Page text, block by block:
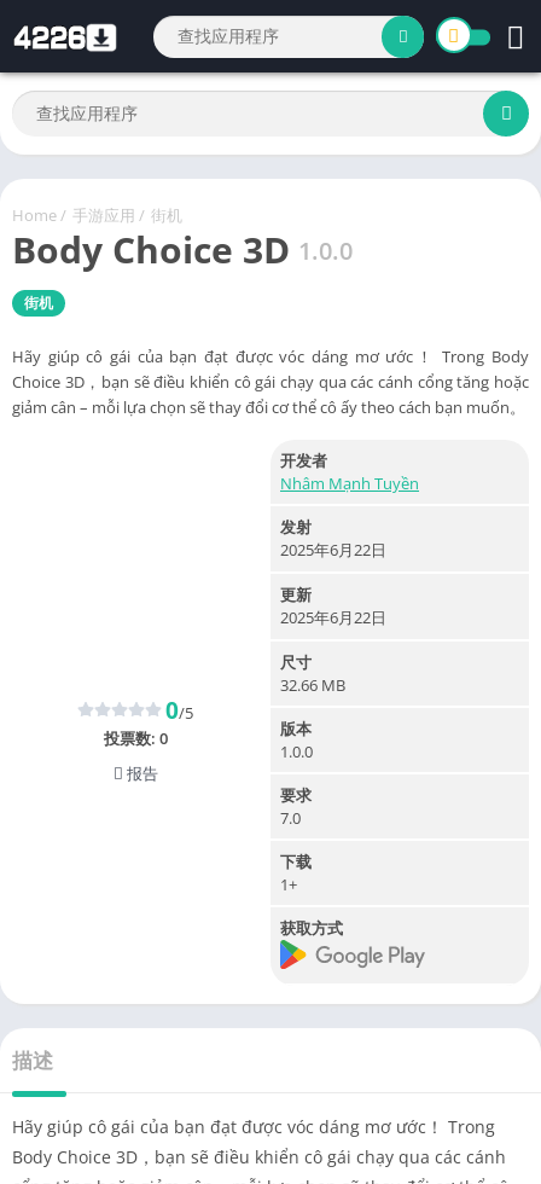
Home/ 手游应用 / 街机
Body Choice 3D 1.0.0
街机
Hãy giúp cô gái của bạn đạt được vóc dáng mơ ước！ Trong Body
Choice 3D，bạn sẽ điều khiển cô gái chạy qua các cánh cổng tăng hoặc
giảm cân – mỗi lựa chọn sẽ thay đổi cơ thể cô ấy theo cách bạn muốn。
0/5
投票数: 0
报告
开发者
Nhâm Mạnh Tuyền
发射
2025年6月22日
更新
2025年6月22日
尺寸
32.66 MB
版本
1.0.0
要求
7.0
下载
1+
获取方式
描述
Hãy giúp cô gái của bạn đạt được vóc dáng mơ ước！ Trong
Body Choice 3D，bạn sẽ điều khiển cô gái chạy qua các cánh